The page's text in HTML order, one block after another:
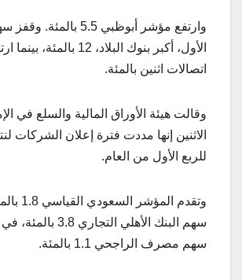
وارتفع مؤشر أبوظبي 5.5
الأول، أكبر بنوك البلاد، 12
اتصالات اثنين بالمئة.
وقالت هيئة الأوراق المالية والسلع في
الاثنين إنها مددت فترة إعلان الشركات
للربع الأول من العام.
وتقدم
سهم البنك الأهلي
سهم مصرف الراجحي 1.1 بالمئة.